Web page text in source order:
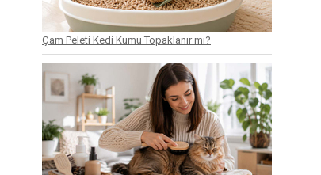
Çam Peleti Kedi Kumu Topaklanır mı?